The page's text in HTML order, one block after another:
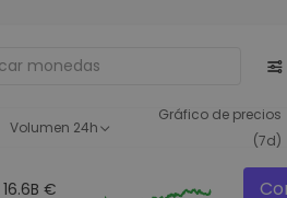
oportunidades de
inteligente para un
Volumen 24h
Gráfico de precios
(7d)
16.6B €